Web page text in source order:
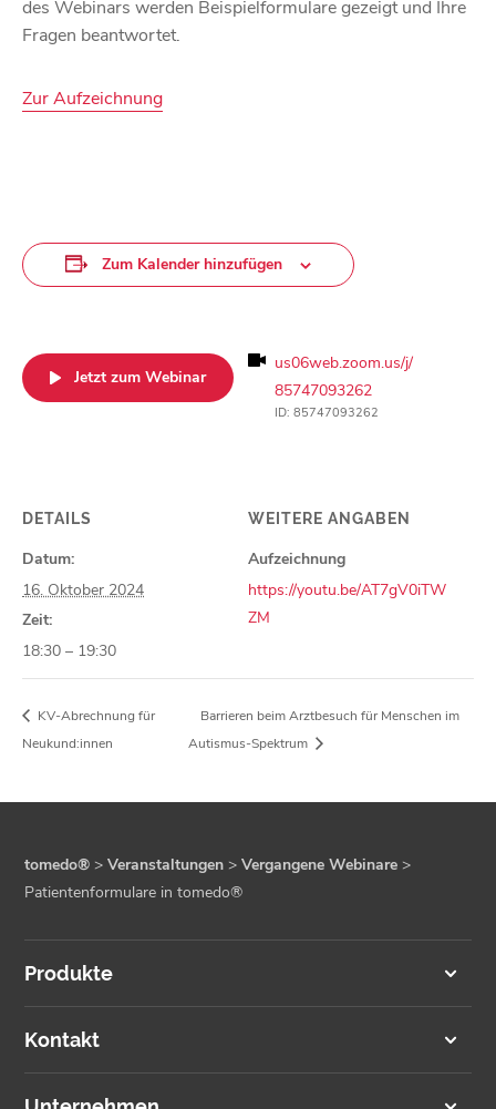
des Webinars werden Beispielformulare gezeigt und Ihre
Fragen beantwortet.
Zur Aufzeichnung
Zum Kalender hinzufügen
Jetzt zum Webinar
us06web.zoom.us/j/
85747093262
ID: 85747093262
DETAILS
Datum:
16. Oktober 2024
Zeit:
18:30 – 19:30
WEITERE ANGABEN
Aufzeichnung
https://youtu.be/AT7gV0iTW
ZM
KV-Abrechnung für
Neukund:innen
Barrieren beim Arztbesuch für Menschen im
Autismus-Spektrum
tomedo® >Veranstaltungen >Vergangene Webinare >
Patientenformulare in tomedo®
Produkte
Kontakt